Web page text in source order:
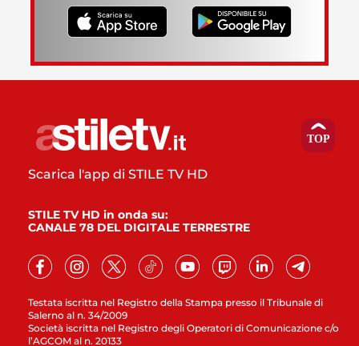
Testata iscritta nel Registro della Stampa presso il Tribunale di
Salerno al n. 34/2009
Società iscritta nel Registro degli Operatori di Comunicazione c/o
l’AGCOM al n. 20133
Scarica l'app di STILE TV HD
STILE TV HD in onda su:
CANALE 78 DEL DIGITALE TERRESTRE